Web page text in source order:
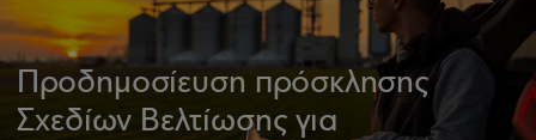
Προδημοσίευση πρόσκλησης
Σχεδίων Βελτίωσης για